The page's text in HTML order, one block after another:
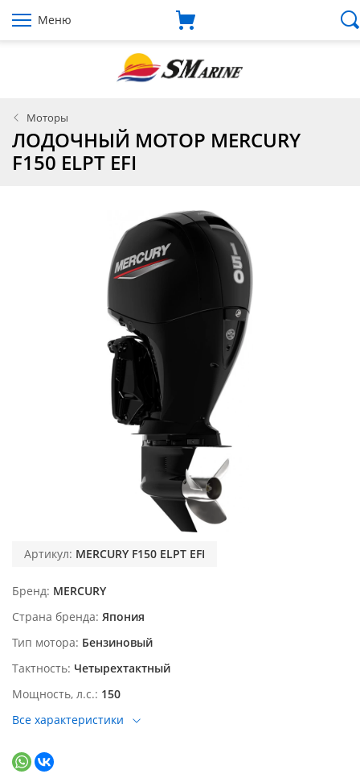
Меню
Моторы
ЛОДОЧНЫЙ МОТОР MERCURY
F150 ELPT EFI
Артикул: MERCURY F150 ELPT EFI
Бренд MERCURY
Страна бренда Япония
Тип мотора Бензиновый
Тактность Четырехтактный
Мощность, л.с. 150
Все характеристики